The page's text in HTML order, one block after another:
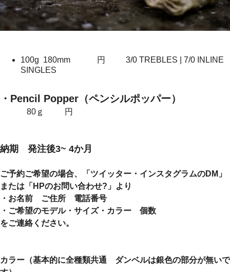
100g 180mm 円 3/0 TREBLES | 7/0 INLINE
SINGLES
・Pencil Popper（ペンシルポッパー）
80ｇ 円
納期 発注後3~ 4か月
ご予約ご希望の場合、「ツイッター・インスタグラムのDM」
または「HPのお問い合わせ?」より
・お名前 ご住所 電話番号
・ご希望のモデル・サイズ・カラー 個数
をご連絡ください。
カラー（基本的に全種類共通 ダンベルは銀色の部分が無いで